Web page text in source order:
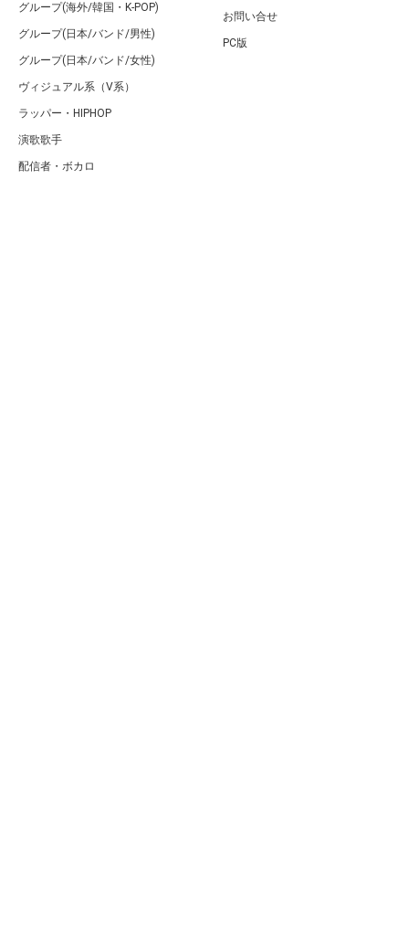
グループ(海外/韓国・K-POP)
グループ(日本/バンド/男性)
グループ(日本/バンド/女性)
ヴィジュアル系（V系）
ラッパー・HIPHOP
演歌歌手
配信者・ボカロ
お問い合せ
PC版